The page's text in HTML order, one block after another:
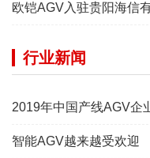
欧铠AGV入驻贵阳海信
行业新闻
2019年中国产线AGV企
智能AGV越来越受欢迎